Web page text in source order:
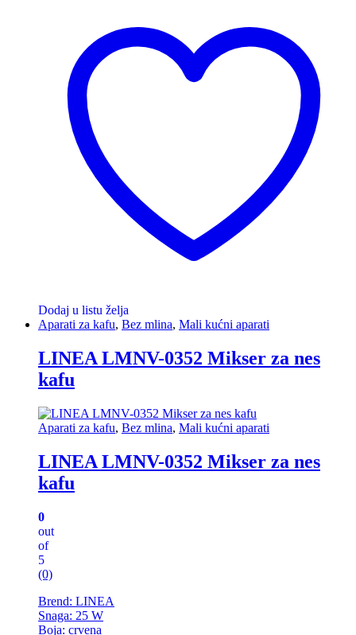
Dodaj u listu želja
Aparati za kafu, Bez mlina, Mali kućni aparati
LINEA LMNV-0352 Mikser za nes
kafu
Aparati za kafu, Bez mlina, Mali kućni aparati
LINEA LMNV-0352 Mikser za nes
kafu
0
out
of
5
(0)
Brend: LINEA
Snaga: 25 W
Boja: crvena